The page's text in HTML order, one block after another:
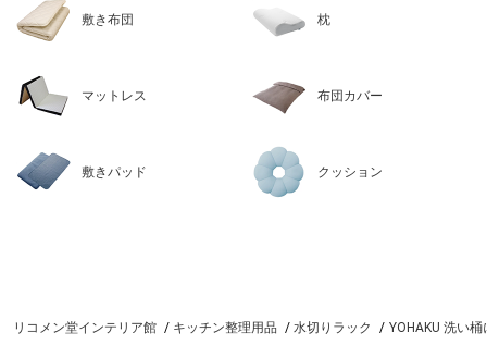
敷き布団 枕
マットレス 布団カバー
敷きパッド クッション
リコメン堂インテリア館 キッチン整理用品 水切りラック YOHAKU 洗い